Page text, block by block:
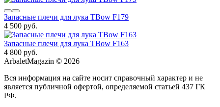
Запасные плечи для лука TBow F179
4 500 руб.
Запасные плечи для лука TBow F163
4 800 руб.
ArbaletMagazin © 2026
Вся информация на сайте носит справочный характер и не
является публичной офертой, определяемой статьей 437 ГК
РФ.